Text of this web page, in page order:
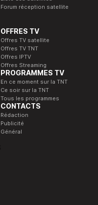
Forum réception satellite
OFFRES TV
Offres TV satellite
Offres TV TNT
Offres IPTV
Offres Streaming
PROGRAMMES TV
En ce moment sur la TNT
Ce soir sur la TNT
Tous les programmes
CONTACTS
Rédaction
Publicité
Général